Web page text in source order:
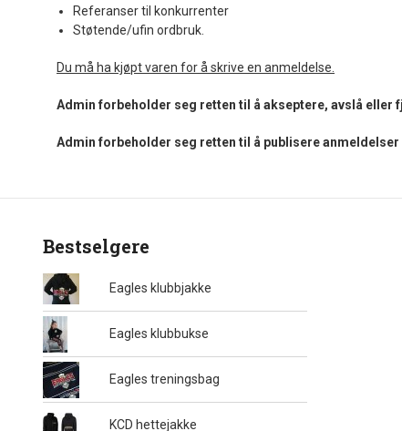
Referanser til konkurrenter
Støtende/ufin ordbruk.
Du må ha kjøpt varen for å skrive en anmeldelse.
Admin forbeholder seg retten til å akseptere, avslå
Admin forbeholder seg retten til å publisere
Bestselgere
Eagles klubbjakke
Eagles klubbukse
Eagles treningsbag
KCD hettejakke